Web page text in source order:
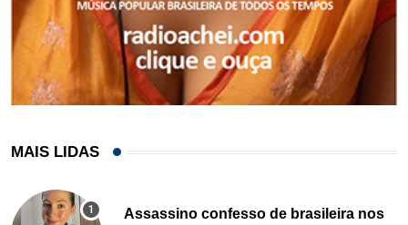
MAIS LIDAS
Assassino confesso de brasileira nos